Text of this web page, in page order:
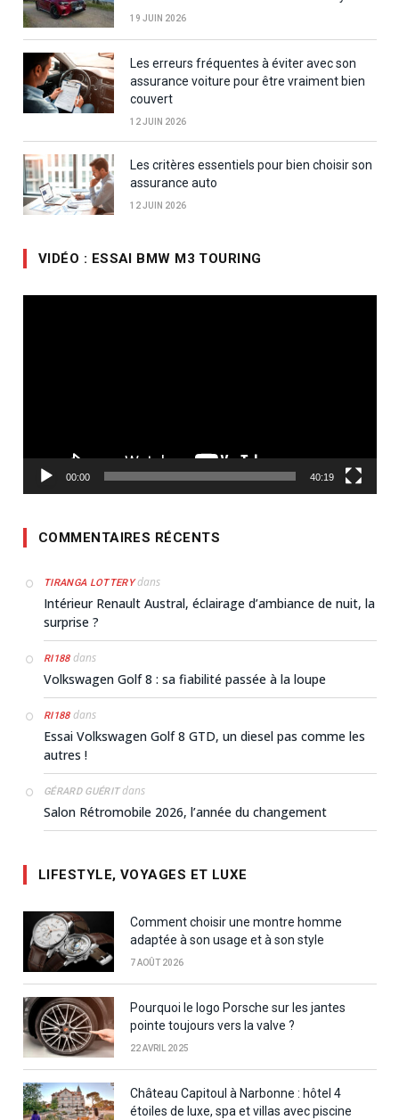
19 JUIN 2026
Les erreurs fréquentes à éviter avec son
assurance voiture pour être vraiment bien
couvert
12 JUIN 2026
Les critères essentiels pour bien choisir son
assurance auto
12 JUIN 2026
VIDÉO : ESSAI BMW M3 TOURING
00:00 40:19
COMMENTAIRES RÉCENTS
TIRANGA LOTTERYdans
Intérieur Renault Austral, éclairage d’ambiance de nuit, la
surprise ?
RI188dans
Volkswagen Golf 8 : sa fiabilité passée à la loupe
RI188dans
Essai Volkswagen Golf 8 GTD, un diesel pas comme les
autres !
GÉRARD GUÉRITdans
Salon Rétromobile 2026, l’année du changement
LIFESTYLE, VOYAGES ET LUXE
Comment choisir une montre homme
adaptée à son usage et à son style
7 AOÛT 2026
Pourquoi le logo Porsche sur les jantes
pointe toujours vers la valve ?
22 AVRIL 2025
Château Capitoul à Narbonne : hôtel 4
étoiles de luxe, spa et villas avec piscine